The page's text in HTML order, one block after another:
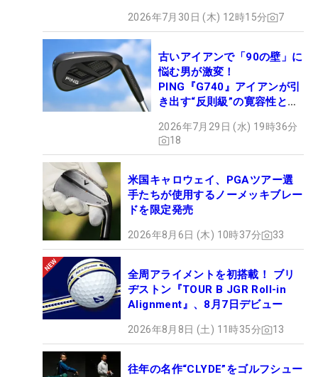
2026年7月30日 (木) 12時15分 7
古いアイアンで「90の壁」に
悩む男が激変！
PING『G740』アイアンが引
き出す“反則級”の寛容性と飛
2026年7月29日 (水) 19時36分
18
米国キャロウェイ、PGAツアー選
手たちが使用するノーメッキブレー
ドを限定発売
2026年8月6日 (木) 10時37分 33
全周アライメントを初搭載！ ブリ
ヂストン『TOUR B JGR Roll-in
Alignment』、8月7日デビュー
2026年8月8日 (土) 11時35分 13
往年の名作“CLYDE”をゴルフシュー